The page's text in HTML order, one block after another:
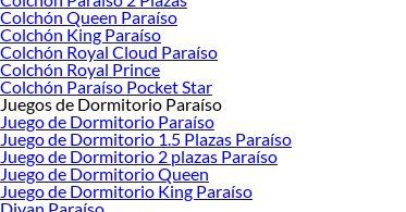
Colchón Queen Paraíso
Colchón King Paraíso
Colchón Royal Cloud Paraíso
Colchón Royal Prince
Colchón Paraíso Pocket Star
Juegos de Dormitorio Paraíso
Juego de Dormitorio Paraíso
Juego de Dormitorio 1.5 Plazas Paraíso
Juego de Dormitorio 2 plazas Paraíso
Juego de Dormitorio Queen
Juego de Dormitorio King Paraíso
Divan Paraíso